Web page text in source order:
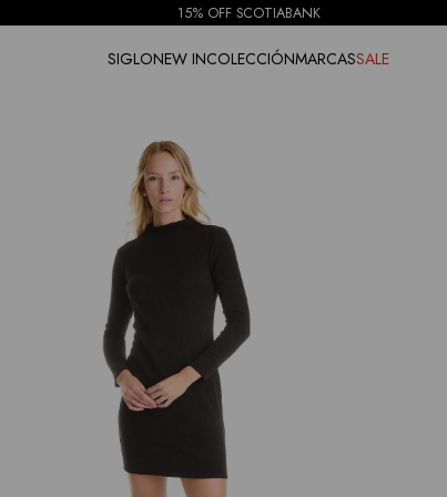
15% OFF SCOTIABANK
SIGLONEW INCOLECCIÓNMARCASSALE
NOTIFICARME